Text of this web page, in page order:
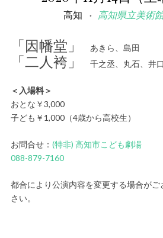
高知 高知県立美術
「因幡堂」 あきら、島田
「二人袴」 千之丞、丸石、井
＜入場料＞
おとな￥3,000
子ども￥1,000（4歳から高校生）
お問合せ： (特非) 高知市こども劇場
088-879-7160
都合により公演内容を変更する場合が
さい。